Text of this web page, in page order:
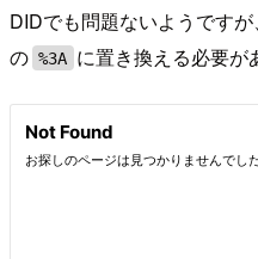
DIDでも問題ないようです
の %3A に置き換える必要が